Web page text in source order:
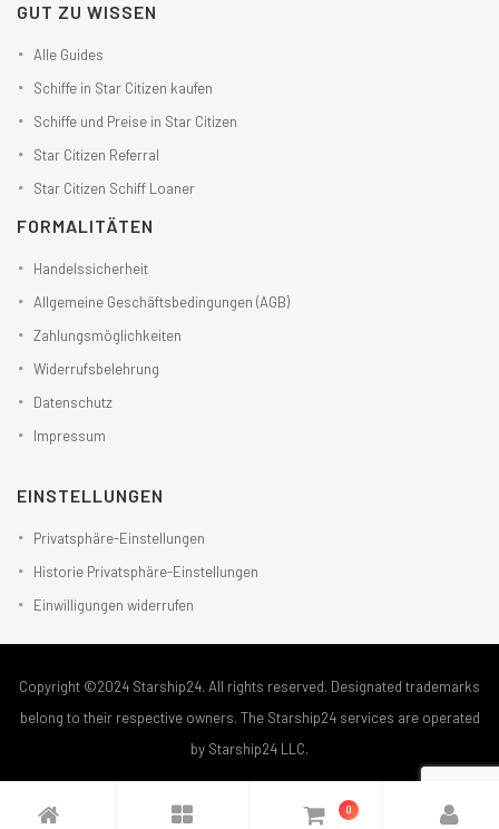
GUT ZU WISSEN
Alle Guides
Schiffe in Star Citizen kaufen
Schiffe und Preise in Star Citizen
Star Citizen Referral
Star Citizen Schiff Loaner
FORMALITÄTEN
Handelssicherheit
Allgemeine Geschäftsbedingungen (AGB)
Zahlungsmöglichkeiten
Widerrufsbelehrung
Datenschutz
Impressum
EINSTELLUNGEN
Privatsphäre-Einstellungen
Historie Privatsphäre-Einstellungen
Einwilligungen widerrufen
Copyright ©2024 Starship24. All rights reserved. Designated trademarks
belong to their respective owners. The Starship24 services are operated
by Starship24 LLC.
0